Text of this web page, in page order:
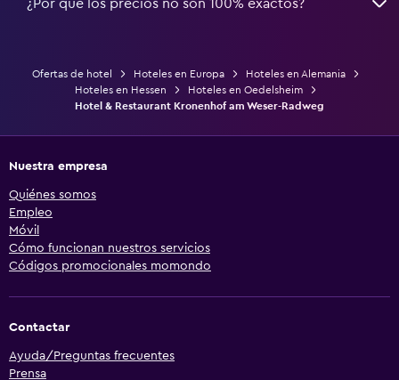
¿Por qué los precios no son 100% exactos?
Ofertas de hotel Hoteles en Europa
Hoteles en Alemania
Hoteles en Hessen
Hoteles en Oedelsheim
Hotel & Restaurant Kronenhof am Weser-Radweg
Nuestra empresa
Quiénes somos
Empleo
Móvil
Cómo funcionan nuestros servicios
Códigos promocionales momondo
Contactar
Ayuda/Preguntas frecuentes
Prensa